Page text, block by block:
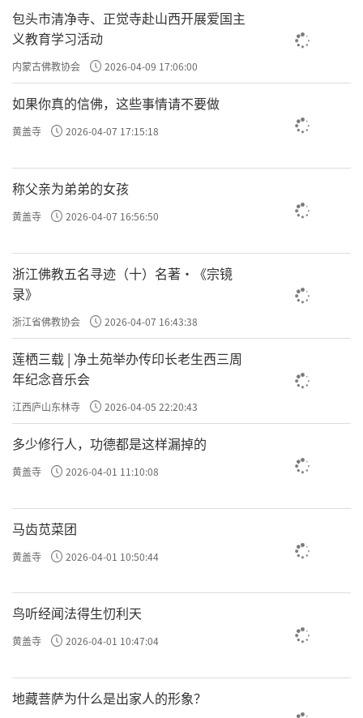
包头市清净寺、正觉寺赴山西开展爱国主
义教育学习活动
内蒙古佛教协会 2026-04-09 17:06:00
如果你真的信佛，这些事情请不要做
黄盖寺 2026-04-07 17:15:18
称父亲为弟弟的女孩
黄盖寺 2026-04-07 16:56:50
浙江佛教五名寻迹（十）名著·《宗镜
录》
浙江省佛教协会 2026-04-07 16:43:38
莲栖三载 | 净土苑举办传印长老生西三周
年纪念音乐会
江西庐山东林寺 2026-04-05 22:20:43
多少修行人，功德都是这样漏掉的
黄盖寺 2026-04-01 11:10:08
马齿苋菜团
黄盖寺 2026-04-01 10:50:44
鸟听经闻法得生忉利天
黄盖寺 2026-04-01 10:47:04
地藏菩萨为什么是出家人的形象？